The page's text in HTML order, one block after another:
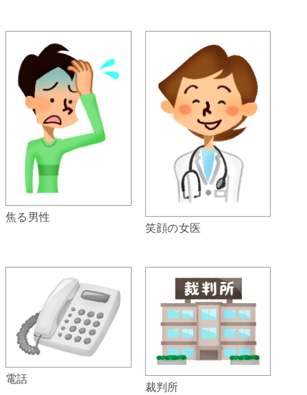
焦る男性
笑顔の女医
電話
裁判所